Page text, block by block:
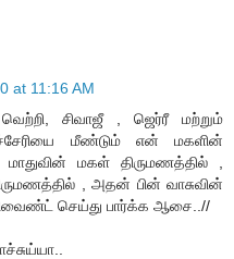
at 11:16 AM
சிவாஜீ , ஜெர்ரீ மற்றும்
மீண்டும் என் மகளின்
மகள் திருமணத்தில் ,
, அதன் பின் வாசுவின்
செய்து பார்க்க ஆசை..//